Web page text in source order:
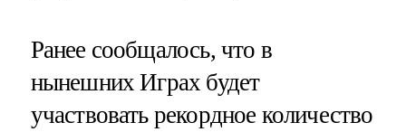
Ранее сообщалось, что в
нынешних Играх будет
участвовать рекордное количество